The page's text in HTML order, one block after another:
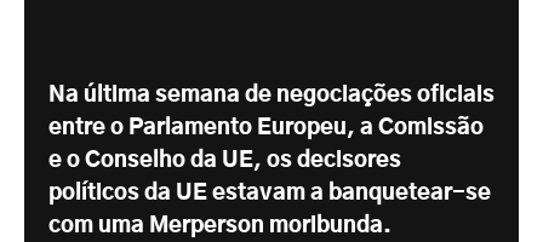
Na última semana de negociações oficiais
entre o Parlamento Europeu, a Comissão
e o Conselho da UE, os decisores
políticos da UE estavam a banquetear-se
com uma Merperson moribunda.